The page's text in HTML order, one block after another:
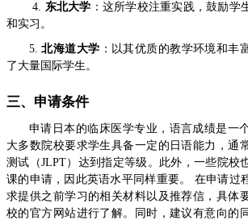
4. 东北大学 ：这所学校注重实践，鼓励学
和实习。
5.北海道大学 ：以其优质的教学环境和丰
了大量国际学生。
三、申请条件
申请日本的临床医学专业，语言成绩是一
大多数院校要求学生具备一定的日语能力，通
测试（JLPT）达到指定等级。此外，一些院校
课的申请，因此英语水平同样重要。 在申请过
求提供之前学习的相关材料以及推荐信，具体
校的官方网站进行了解。同时，建议有意向的